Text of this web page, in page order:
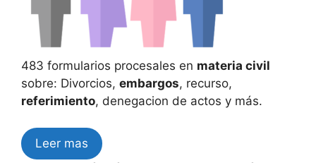
483 formularios procesales en materia civil
sobre: Divorcios, embargos, recurso,
referimiento, denegacion de actos y más.
Leer mas